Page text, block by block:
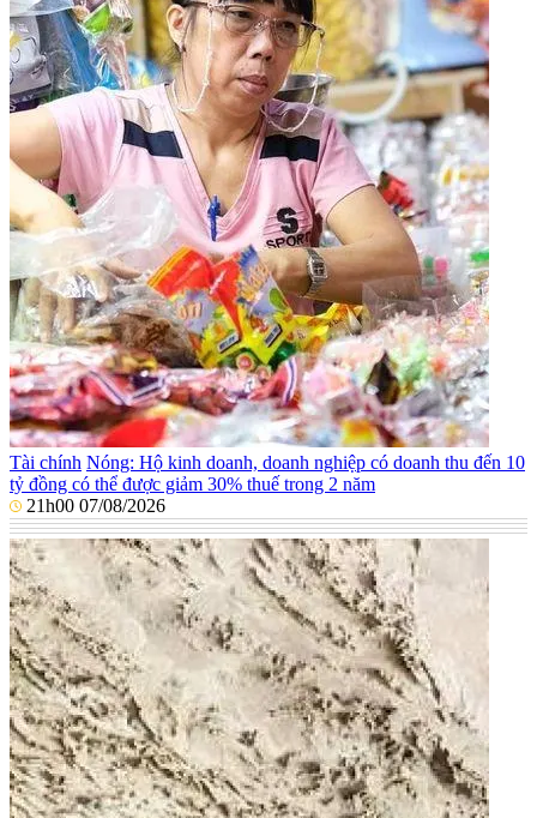
Tài chính Nóng: Hộ kinh doanh, doanh nghiệp có doanh thu đến 10
tỷ đồng có thể được giảm 30% thuế trong 2 năm
21h00 07/08/2026